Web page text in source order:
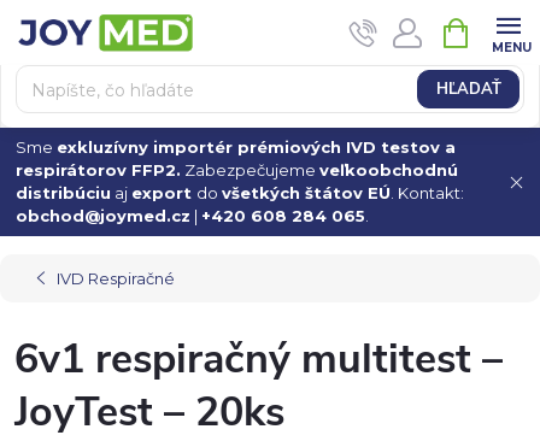
na
obsah
HĽADAŤ
KOŠÍK
Sme exkluzívny importér prémiových IVD testov a
respirátorov FFP2. Zabezpečujeme veľkoobchodnú
distribúciu aj export do všetkých štátov EÚ . Kontakt:
obchod@joymed.cz | +420 608 284 065
IVD Respiračné
6v1 respiračný multitest –
JoyTest – 20ks